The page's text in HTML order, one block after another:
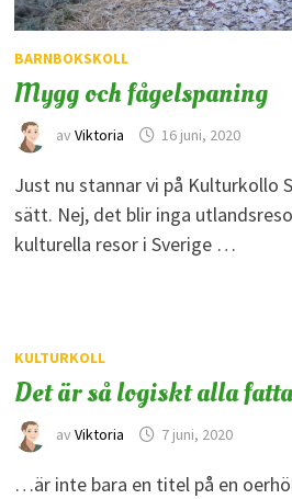
BARNBOKSKOLL
Mygg och fågelspaning
av Viktoria 16 juni, 2020
Just nu stannar vi på Kulturkollo
sätt. Nej, det blir inga
kulturella resor i Sverige …
KULTURKOLL
Det är så logiskt alla
av Viktoria 7 juni, 2020
…är inte bara en titel på en